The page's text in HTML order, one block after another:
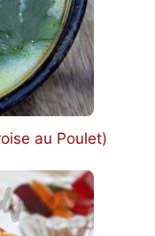
au Poulet)